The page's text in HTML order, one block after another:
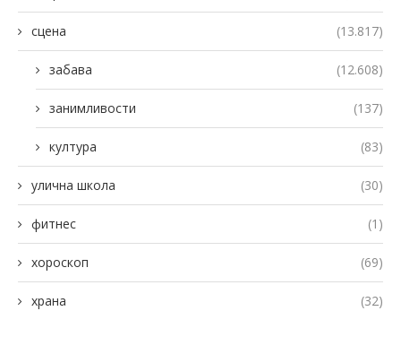
сцена (13.817)
забава (12.608)
занимливости (137)
култура (83)
улична школа (30)
фитнес (1)
хороскоп (69)
храна (32)